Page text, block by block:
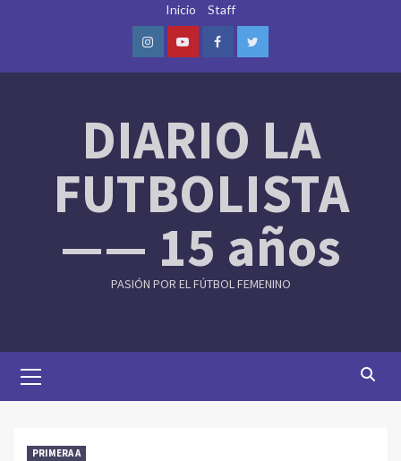
Inicio Staff
InstagramYoutubeFacebookTwitter
DIARIO LA
FUTBOLISTA
—— 15 años
PASIÓN POR EL FÚTBOL FEMENINO
Menu
PRIMERA A